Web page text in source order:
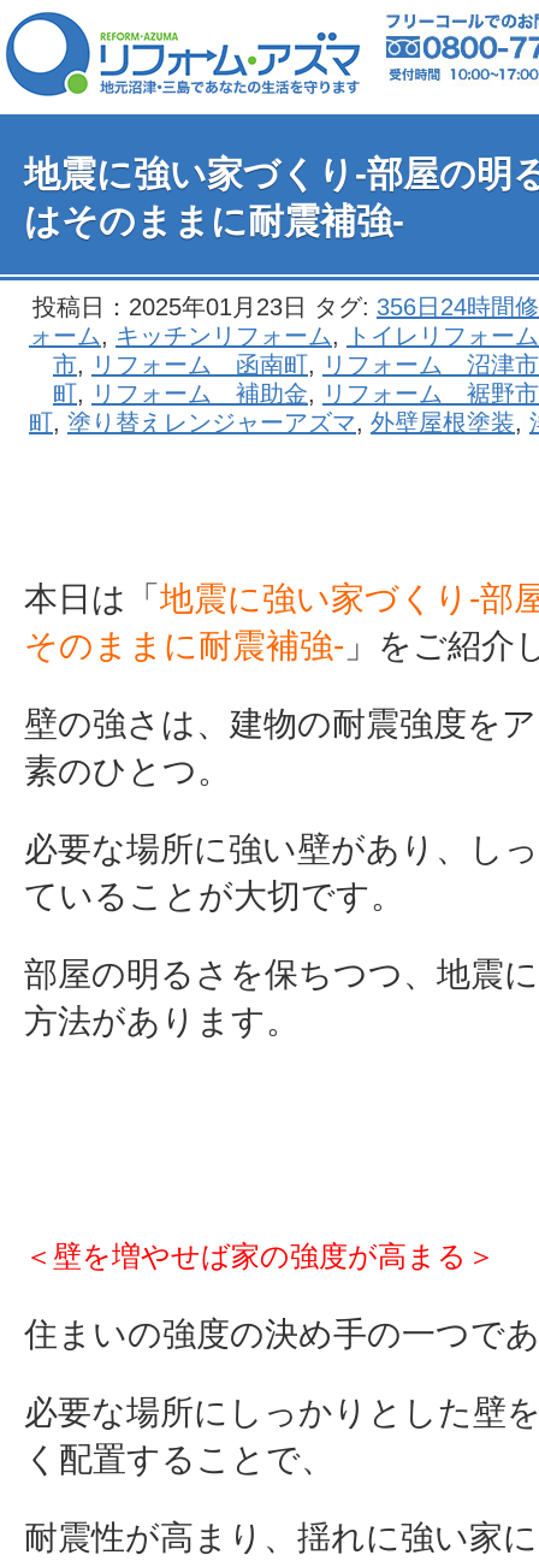
地震に強い家づくり-部屋の明
はそのままに耐震補強-
投稿日：2025年01月23日 タグ: 356日24時間
ォーム, キッチンリフォーム,
トイレリフォーム
市, リフォーム 函南町, リフォーム 沼津市
町, リフォーム 補助金, リフォーム 裾野市
町, 塗り替えレンジャーアズマ, 外壁屋根塗装,
本日は「 地震に強い家づくり-部
そのま ま に耐震補強- 」をご紹介
壁の強さは、建物の耐震強度を
素のひとつ。
必要な場所に強い壁があり、し
ていることが大切です。
部屋の明るさを保ちつつ、地震
方法があります。
＜壁を増やせば家の強度が高まる ＞
住まいの強度の決め手の一つで
必要な場所にしっかりとした壁
く配置することで、
耐震性が高まり、揺れに強い家